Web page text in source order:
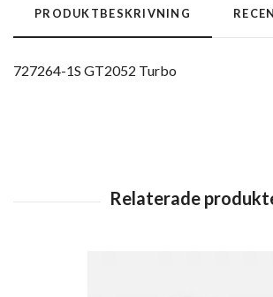
PRODUKTBESKRIVNING
727264-1S GT2052 Turbo